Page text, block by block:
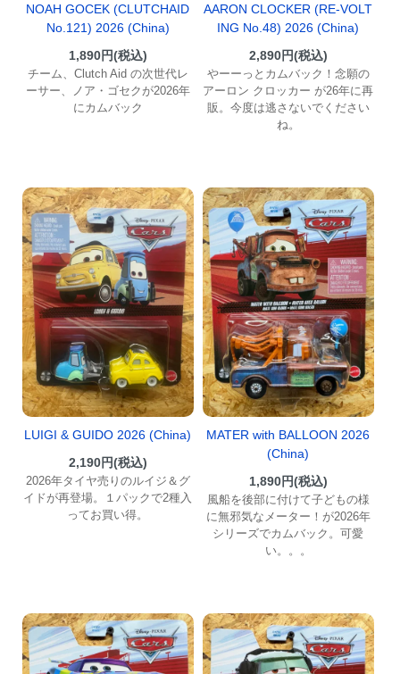
NOAH GOCEK (CLUTCHAID
No.121) 2026 (China)
1,890円(税込)
チーム、Clutch Aid の次世代レ
ーサー、ノア・ゴセクが2026年
にカムバック
AARON CLOCKER (RE-VOLT
ING No.48) 2026 (China)
2,890円(税込)
やーーっとカムバック！念願の
アーロン クロッカー が26年に再
販。今度は逃さないでください
ね。
LUIGI & GUIDO 2026 (China)
2,190円(税込)
2026年タイヤ売りのルイジ＆グ
イドが再登場。１パックで2種入
ってお買い得。
MATER with BALLOON 2026
(China)
1,890円(税込)
風船を後部に付けて子どもの様
に無邪気なメーター！が2026年
シリーズでカムバック。可愛
い。。。